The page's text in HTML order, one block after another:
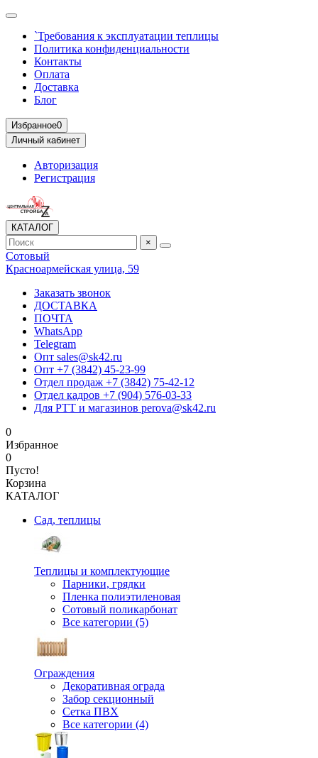
`Требования к эксплуатации теплицы
Политика конфиденциальности
Контакты
Оплата
Доставка
Блог
Избранное0
Личный кабинет
Авторизация
Регистрация
КАТАЛОГ
×
Сотовый
Красноармейская улица, 59
Заказать звонок
ДОСТАВКА
ПОЧТА
WhatsApp
Telegram
Опт sales@sk42.ru
Опт +7 (3842) 45-23-99
Отдел продаж +7 (3842) 75-42-12
Отдел кадров +7 (904) 576-03-33
Для РТТ и магазинов perova@sk42.ru
0
Избранное
0
Пусто!
Корзина
КАТАЛОГ
Сад, теплицы
Теплицы и комплектующие
Парники, грядки
Пленка полиэтиленовая
Сотовый поликарбонат
Все категории (5)
Ограждения
Декоративная ограда
Забор секционный
Сетка ПВХ
Все категории (4)